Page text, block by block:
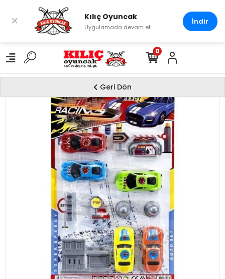
0
Geri Dön
× Kılıç Oyuncak
Uygulamada devam et
İndir